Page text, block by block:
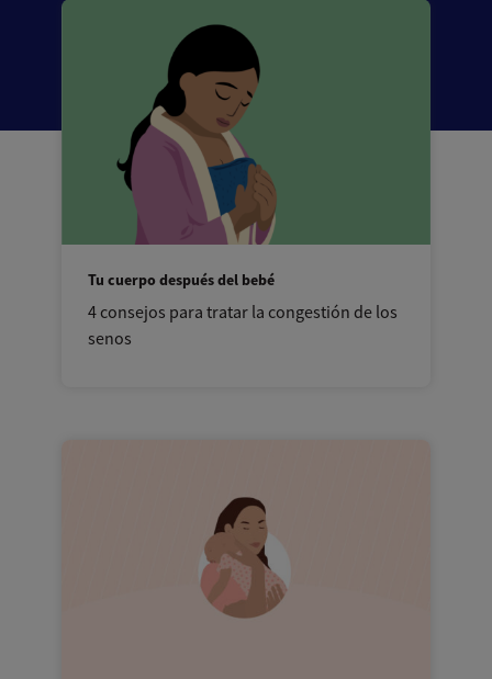
Tu cuerpo después del bebé
4 consejos para tratar la congestión de los
senos